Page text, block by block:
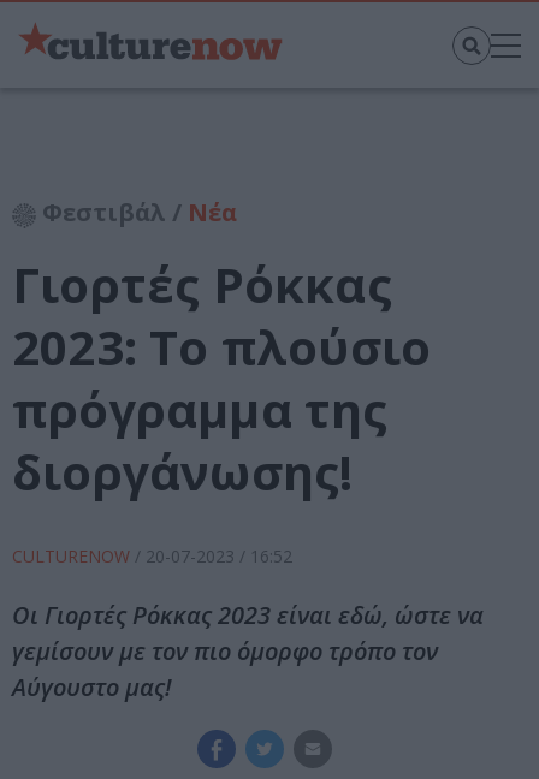
Φεστιβάλ / Νέα
Γιορτές Ρόκκας
2023: Το πλούσιο
πρόγραμμα της
διοργάνωσης!
CULTURENOW / 20-07-2023 / 16:52
Οι Γιορτές Ρόκκας 2023 είναι εδώ, ώστε να
γεμίσουν με τον πιο όμορφο τρόπο τον
Αύγουστο μας!